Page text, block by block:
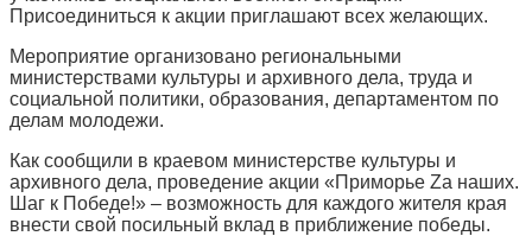
Присоединиться к акции приглашают всех желающих.
Мероприятие организовано региональными
министерствами культуры и архивного дела, труда и
социальной политики, образования, департаментом по
делам молодежи.
Как сообщили в краевом министерстве культуры и
архивного дела, проведение акции «Приморье Zа наших.
Шаг к Победе!» – возможность для каждого жителя края
внести свой посильный вклад в приближение победы.